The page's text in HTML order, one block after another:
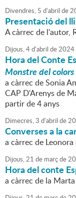
Divendres, 5 d'abril de
Presentació del
A càrrec de l'autor,
Dijous,4d'abril de2024
Hora del Conte
Monstre del colors
a càrrec de Sonia
CAP D'Arenys de
partir de 4 anys
Dimecres,3 d'abril de
Converses a la
a càrrec de
Dijous,21 de marçde
Hora del conte
a càrrec de la